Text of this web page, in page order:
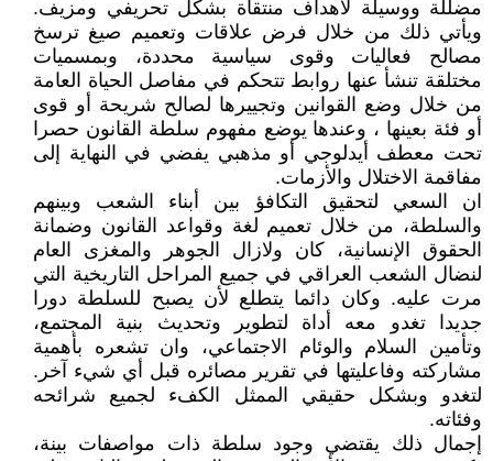
مضللة ووسيلة لأهداف منتقاة بشكل تحريفي ومزيف.
ويأتي ذلك من خلال فرض علاقات وتعميم صيغ ترسخ
مصالح فعاليات وقوى سياسية محددة، وبمسميات
مختلقة تنشأ عنها روابط تتحكم في مفاصل الحياة العامة
من خلال وضع القوانين وتجييرها لصالح شريحة أو قوى
أو فئة بعينها ، وعندها يوضع مفهوم سلطة القانون حصرا
تحت معطف أيدلوجي أو مذهبي يفضي في النهاية إلى
مفاقمة الاختلال والأزمات.
ان السعي لتحقيق التكافؤ بين أبناء الشعب وبينهم
والسلطة، من خلال تعميم لغة وقواعد القانون وضمانة
الحقوق الإنسانية، كان ولازال الجوهر والمغزى العام
لنضال الشعب العراقي في جميع المراحل التاريخية التي
مرت عليه. وكان دائما يتطلع لأن يصبح للسلطة دورا
جديدا تغدو معه أداة لتطوير وتحديث بنية المجتمع،
وتأمين السلام والوئام الاجتماعي، وان تشعره بأهمية
مشاركته وفاعليتها في تقرير مصائره قبل أي شيء آخر.
لتغدو وبشكل حقيقي الممثل الكفء لجميع شرائحه
وفئاته.
إجمال ذلك يقتضي وجود سلطة ذات مواصفات بينة،